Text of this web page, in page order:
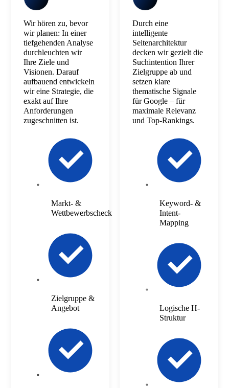
Wir hören zu, bevor
wir planen: In einer
tiefgehenden Analyse
durchleuchten wir
Ihre Ziele und
Visionen. Darauf
aufbauend entwickeln
wir eine Strategie, die
exakt auf Ihre
Anforderungen
zugeschnitten ist.
Markt- &
Wettbewerbscheck
Zielgruppe &
Angebot
Durch eine
intelligente
Seitenarchitektur
decken wir gezielt die
Suchintention Ihrer
Zielgruppe ab und
setzen klare
thematische Signale
für Google – für
maximale Relevanz
und Top-Rankings.
Keyword- &
Intent-
Mapping
Logische H-
Struktur